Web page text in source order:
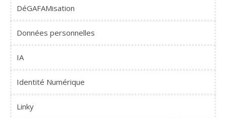
DéGAFAMisation
Données personnelles
IA
Identité Numérique
Linky